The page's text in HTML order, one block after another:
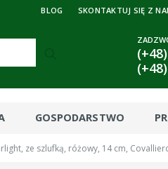
BLOG SKONTAKTUJ SIĘ Z
(+48)
(+48)
GOSPODARSTWO
ze szlufką, różowy, 14 cm,